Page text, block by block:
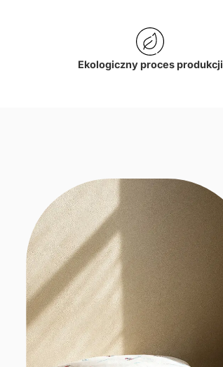
Ekologiczny proces produkcji